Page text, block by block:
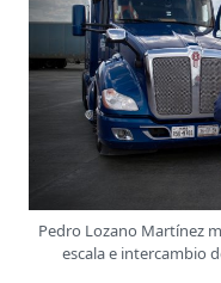
Pedro Lozano Martínez
escala e intercambio